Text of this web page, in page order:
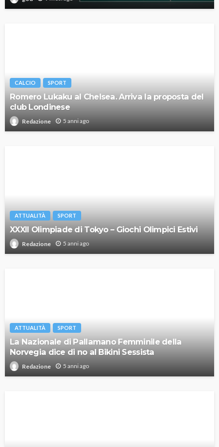
CALCIO SPORT
Romero Lukaku al Chelsea. Arriva la proposta del
club Londinese
Redazione 5 anni ago
ATTUALITÀ SPORT
XXXII Olimpiade di Tokyo – Giochi Olimpici Estivi
Redazione 5 anni ago
ATTUALITÀ SPORT
La Nazionale di Pallamano Femminile della
Norvegia dice di no al Bikini Sessista
Redazione 5 anni ago